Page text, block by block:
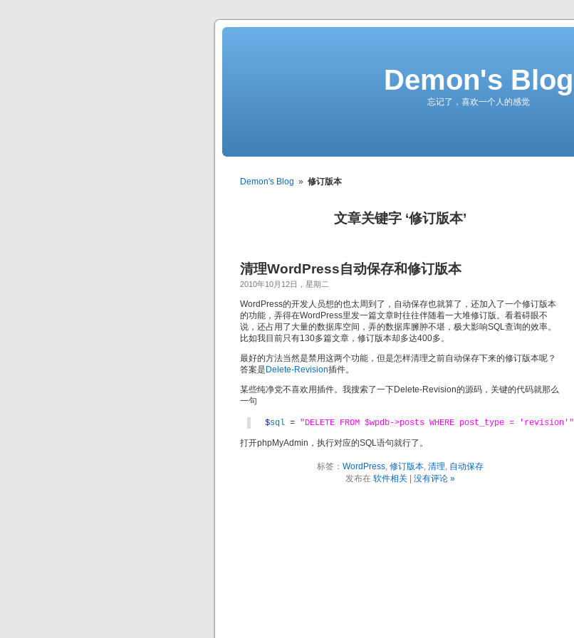
Demon's Blog
忘记了，喜欢一个人的感觉
Demon's Blog » 修订版本
文章关键字 ‘修订版本’
清理WordPress自动保存和修订版本
2010年10月12日，星期二
WordPress的开发人员想的也太周到了，自动保存也就算了，还加入了一个修订版本
的功能，弄得在WordPress里发一篇文章时往往伴随着一大堆修订版。看着碍眼不
说，还占用了大量的数据库空间，弄的数据库臃肿不堪，极大影响SQL查询的效率。
比如我目前只有130多篇文章，修订版本却多达400多。
最好的方法当然是禁用这两个功能，但是怎样清理之前自动保存下来的修订版本呢？
答案是 Delete-Revision插件。
某些纯净党不喜欢用插件。我搜索了一下Delete-Revision的源码，关键的代码就那么
一句
$sql = "DELETE FROM $wpdb->posts WHERE post_type = 'revision'"
打开phpMyAdmin，执行对应的SQL语句就行了。
标签： WordPress, 修订版本, 清理, 自动保存
发布在 软件相关 没有评论 »